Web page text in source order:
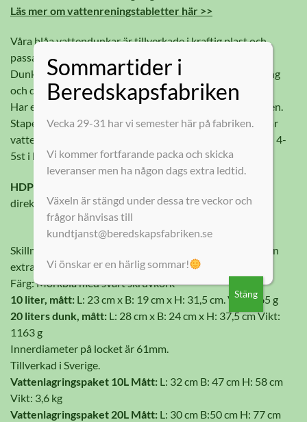
Läs mer om vattenreningstabletter här >>
Våra blåa vattendunkar är tillverkade i kraftig plast och
passar utmärkt för lagring av vatten.
Dunkarna är blåa för att minska påverkan av UV-strålning
och därmed motverka bakterietillväxt.
Har en siktremsa längs ena sidan för avläsning av volymen.
Stapelbar – då dunkarna har små fötter på ovansidan står
vattendunkarna stadigt i varandra. Går att stapla upp till 4-
5st i höjd.
HDPE
direktiv 1935/2004).
Skillnaden mellan dunkarna är att 20 liters-dunken har en
extra öppning för luftinsläpp.
Färg: Mörkblå med svart skruvkork
10 liter, mått: L: 23 cm x B: 19 cm x H: 31,5 cm. Vikt: 565 g
20 liters dunk, mått: L: 28 cm x B: 24 cm x H: 37,5 cm Vikt:
1163 g
Innerdiameter på locket är 61mm.
Tillverkad i Sverige.
Vattenlagringspaket 10L Mått: L: 32 cm B: 47 cm H: 58 cm
Vikt: 3,6 kg
Vattenlagringspaket 20L Mått: L: 30 cm B:50 cm H: 77 cm
Sommartider i
Beredskapsfabriken
Vecka 29-31 har vi semester här på fabriken.
Vi kommer fortfarande packa och skicka
leveranser men ha någon dags extra ledtid.
Växeln är stängd under dessa tre veckor och
frågor hänvisas till
kundtjanst@beredskapsfabriken.se
Vi önskar er en härlig sommar!
Stäng